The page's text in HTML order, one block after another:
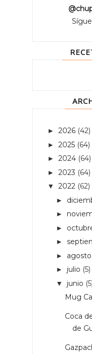
► 2026 (42)
► 2025 (64)
► 2024 (64)
► 2023 (64)
▼ 2022 (62)
►
►
►
►
► agosto
► julio (5)
▼ junio
Mug
Coca
de